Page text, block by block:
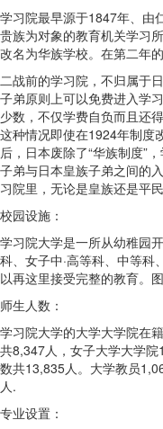
学习院最早源于1847年、由
贵族为对象的教育机关学习
改名为华族学校。在第二年的
二战前的学习院，不归属于
子弟原则上可以免费进入学
少数，不仅学费自负而且还
这种情况即使在1924年制度
后，日本废除了“华族制度”
子弟与日本皇族子弟之间的
习院里，无论是皇族还是平
校园设施：
学习院大学是一所从幼稚园
科、女子中·高等科、中等
以再这里接受完整的教育。
师生人数：
学习院大学的大学大学院在
共8,347人，女子大学大学
数共13,835人。大学教员
人.
专业设置：